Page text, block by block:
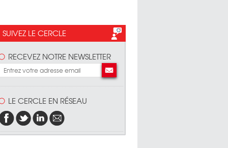
SUIVEZ LE CERCLE
RECEVEZ NOTRE NEWSLETTER
LE CERCLE EN RÉSEAU